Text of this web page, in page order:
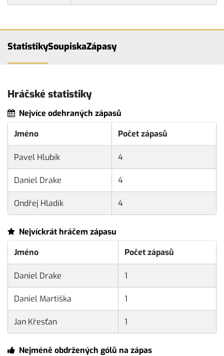
StatistikySoupiskaZápasy
Hráčské statistiky
Nejvíce odehraných zápasů
Jméno
Počet zápasů
Pavel Hlubík 4
Daniel Drake 4
Ondřej Hladík 4
Nejvíckrát hráčem zápasu
Jméno
Počet zápasů
Daniel Drake 1
Daniel Martiška 1
Jan Křesťan 1
Nejméně obdržených gólů na zápas